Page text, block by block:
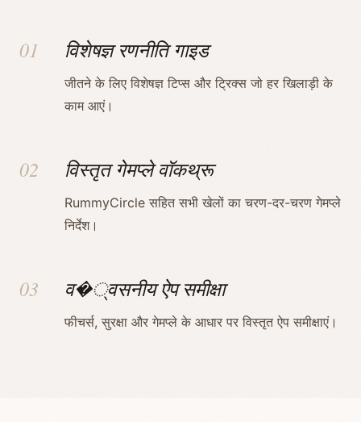
01 विशेषज्ञ रणनीति गाइड
जीतने के लिए विशेषज्ञ टिप्स और ट्रिक्स जो हर खिलाड़ी के
काम आएं।
02 विस्तृत गेमप्ले वॉकथ्रू
RummyCircle सहित सभी खेलों का चरण-दर-चरण गेमप्ले
निर्देश।
03 व�्वसनीय ऐप समीक्षा
फीचर्स, सुरक्षा और गेमप्ले के आधार पर विस्तृत ऐप समीक्षाएं।